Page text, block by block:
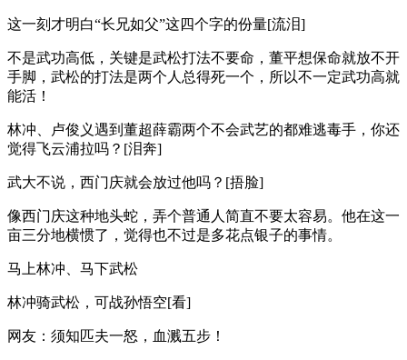
这一刻才明白“长兄如父”这四个字的份量[流泪]
不是武功高低，关键是武松打法不要命，董平想保命就放不开
手脚，武松的打法是两个人总得死一个，所以不一定武功高就
能活！
林冲、卢俊义遇到董超薛霸两个不会武艺的都难逃毒手，你还
觉得飞云浦拉吗？[泪奔]
武大不说，西门庆就会放过他吗？[捂脸]
像西门庆这种地头蛇，弄个普通人简直不要太容易。他在这一
亩三分地横惯了，觉得也不过是多花点银子的事情。
马上林冲、马下武松
林冲骑武松，可战孙悟空[看]
网友：须知匹夫一怒，血溅五步！